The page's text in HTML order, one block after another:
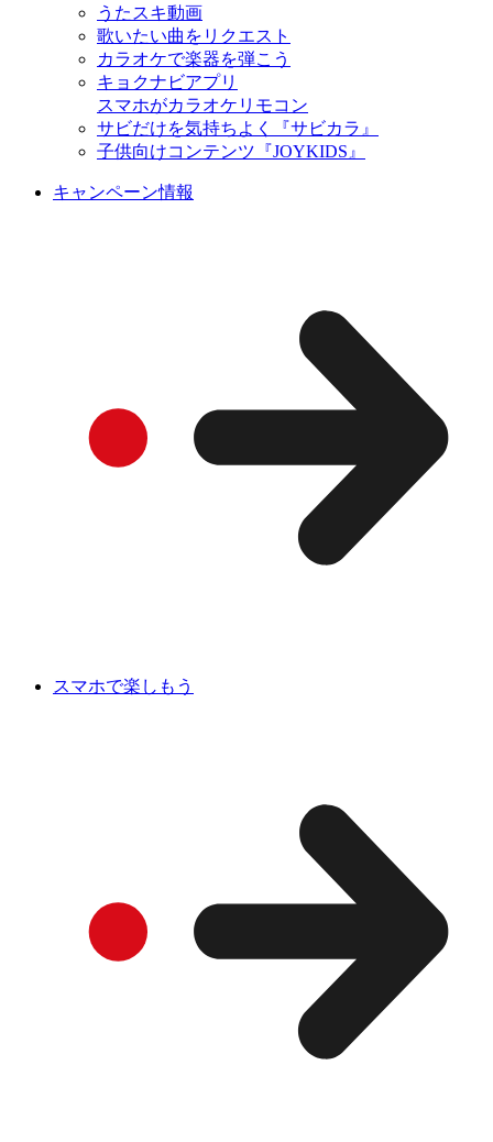
うたスキ動画
歌いたい曲をリクエスト
カラオケで楽器を弾こう
キョクナビアプリ
スマホがカラオケリモコン
サビだけを気持ちよく『サビカラ』
子供向けコンテンツ『JOYKIDS』
キャンペーン情報
スマホで楽しもう